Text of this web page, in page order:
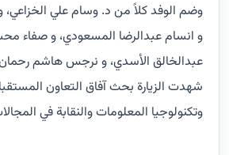
وضم الوفد كلاً من د. وسام علي الخزاعي،
و انسام عبدالرضا المسعودي، و صفاء
عبدالخالق الأسدي، و نرجس هاشم
شهدت الزيارة بحث آفاق التعاون
وتكنولوجيا المعلومات والنقابة في